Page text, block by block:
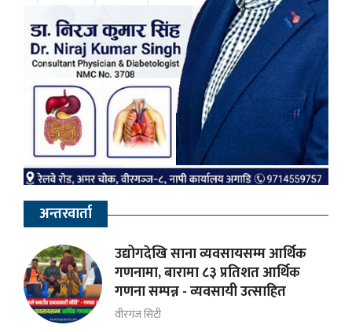
अन्तरवार्ता
उद्योगदेखि साना व्यवसायसम्म आर्थिक
गणनामा, बारामा ८३ प्रतिशत आर्थिक
गणना सम्पन्न - व्यवसायी उत्साहित
वीरगंज सिटी